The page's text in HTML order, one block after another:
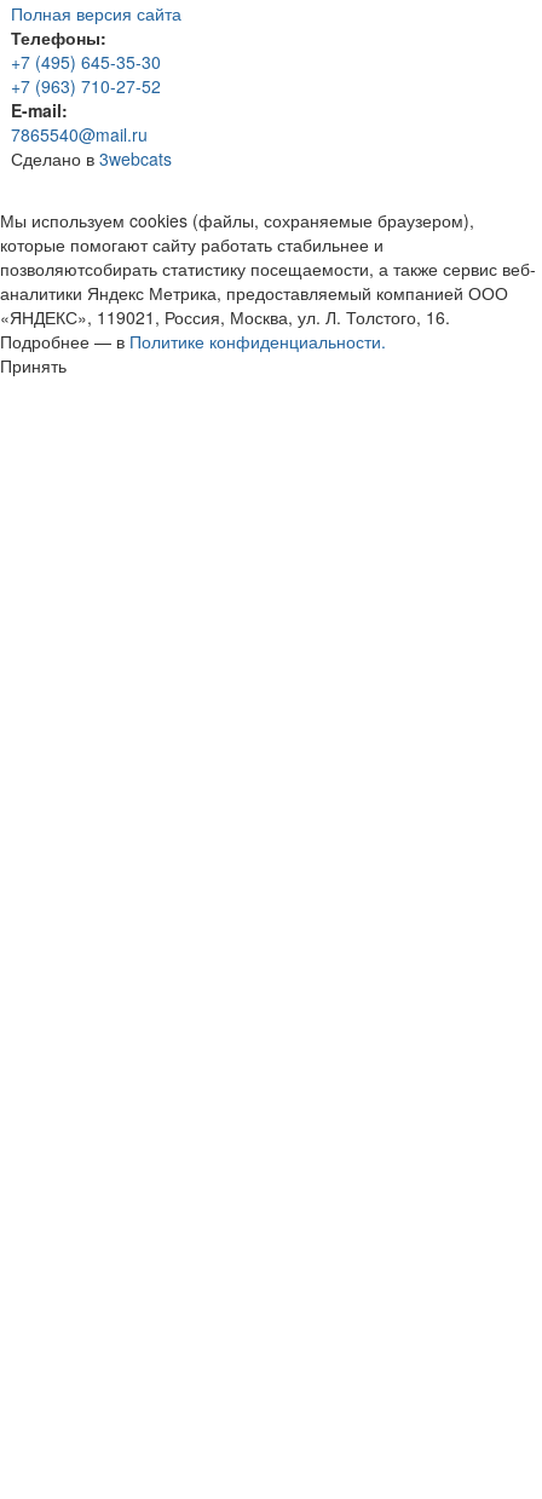
Полная версия сайта
Телефоны:
+7 (495) 645-35-30
+7 (963) 710-27-52
E-mail:
7865540@mail.ru
Сделано в 3webcats
Мы используем cookies (файлы, сохраняемые браузером),
которые помогают сайту работать стабильнее и
позволяютсобирать статистику посещаемости, а также сервис веб-
аналитики Яндекс Метрика, предоставляемый компанией ООО
«ЯНДЕКС», 119021, Россия, Москва, ул. Л. Толстого, 16.
Подробнее — в Политике конфиденциальности.
Принять